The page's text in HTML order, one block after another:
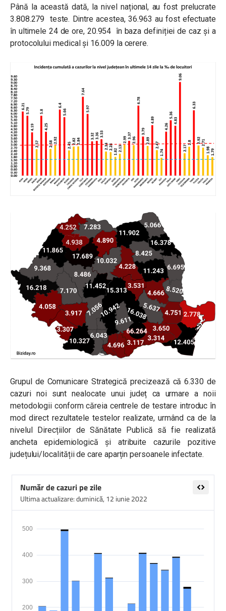
Până la această dată, la nivel național, au fost prelucrate
3.808.279 teste. Dintre acestea, 36.963 au fost efectuate
în ultimele 24 de ore, 20.954 în baza definiției de caz și a
protocolului medical și 16.009 la cerere.
Grupul de Comunicare Strategică precizează că 6.330 de
cazuri noi sunt nealocate unui județ ca urmare a noii
metodologii conform căreia centrele de testare introduc în
mod direct rezultatele testelor realizate, urmând ca de la
nivelul Direcțiilor de Sănătate Publică să fie realizată
ancheta epidemiologică și atribuite cazurile pozitive
județului/localității de care aparțin persoanele infectate.